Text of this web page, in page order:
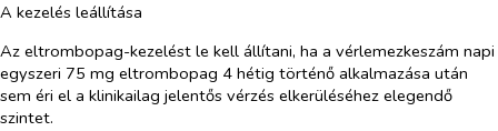
A kezelés leállítása
Az eltrombopag-kezelést le kell állítani, ha a vérlemezkeszám napi
egyszeri 75 mg eltrombopag 4 hétig történő alkalmazása után
sem éri el a klinikailag jelentős vérzés elkerüléséhez elegendő
szintet.